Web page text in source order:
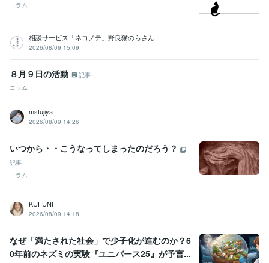
コラム
相談サービス「ネコノテ」野良猫のらさん
2026/08/09 15:09
８月９日の活動
記事
コラム
msfujiya
2026/08/09 14:26
いつから・・こうなってしまったのだろう？
記事
コラム
KUFUNI
2026/08/09 14:18
なぜ「満たされた社会」で少子化が進むのか？6
0年前のネズミの実験『ユニバース25』が予言...